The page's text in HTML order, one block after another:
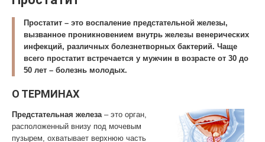
Простатит – это воспаление предстательной железы,
вызванное проникновением внутрь железы венерических
инфекций, различных болезнетворных бактерий. Чаще
всего простатит встречается у мужчин в возрасте от 30 до
50 лет – болезнь молодых.
О ТЕРМИНАХ
Предстательная железа– это орган,
расположенный внизу под мочевым
пузырем, охватывает верхнюю часть